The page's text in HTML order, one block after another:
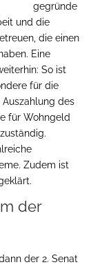
gegründe
und die
die einen
Eine
So ist
für die
des
für Wohngeld
Zudem ist
der
der 2. Senat